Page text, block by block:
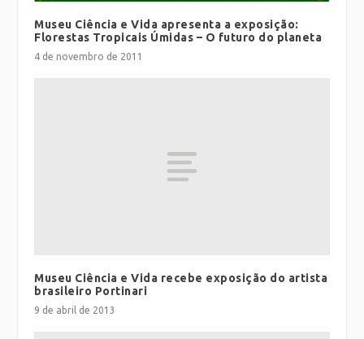
Museu Ciência e Vida apresenta a exposição:
Florestas Tropicais Úmidas – O futuro do planeta
4 de novembro de 2011
Museu Ciência e Vida recebe exposição do artista
brasileiro Portinari
9 de abril de 2013